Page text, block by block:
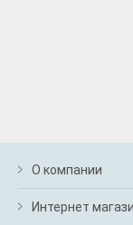
О компании
Интернет